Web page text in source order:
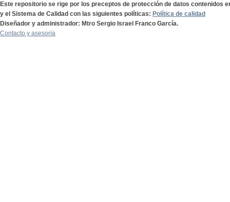
Este repositorio se rige por los preceptos de protección de datos contenidos
y el Sistema de Calidad con las siguientes políticas: Política de calidad
Diseñador y administrador: Mtro Sergio Israel Franco García.
Contacto y asesoría